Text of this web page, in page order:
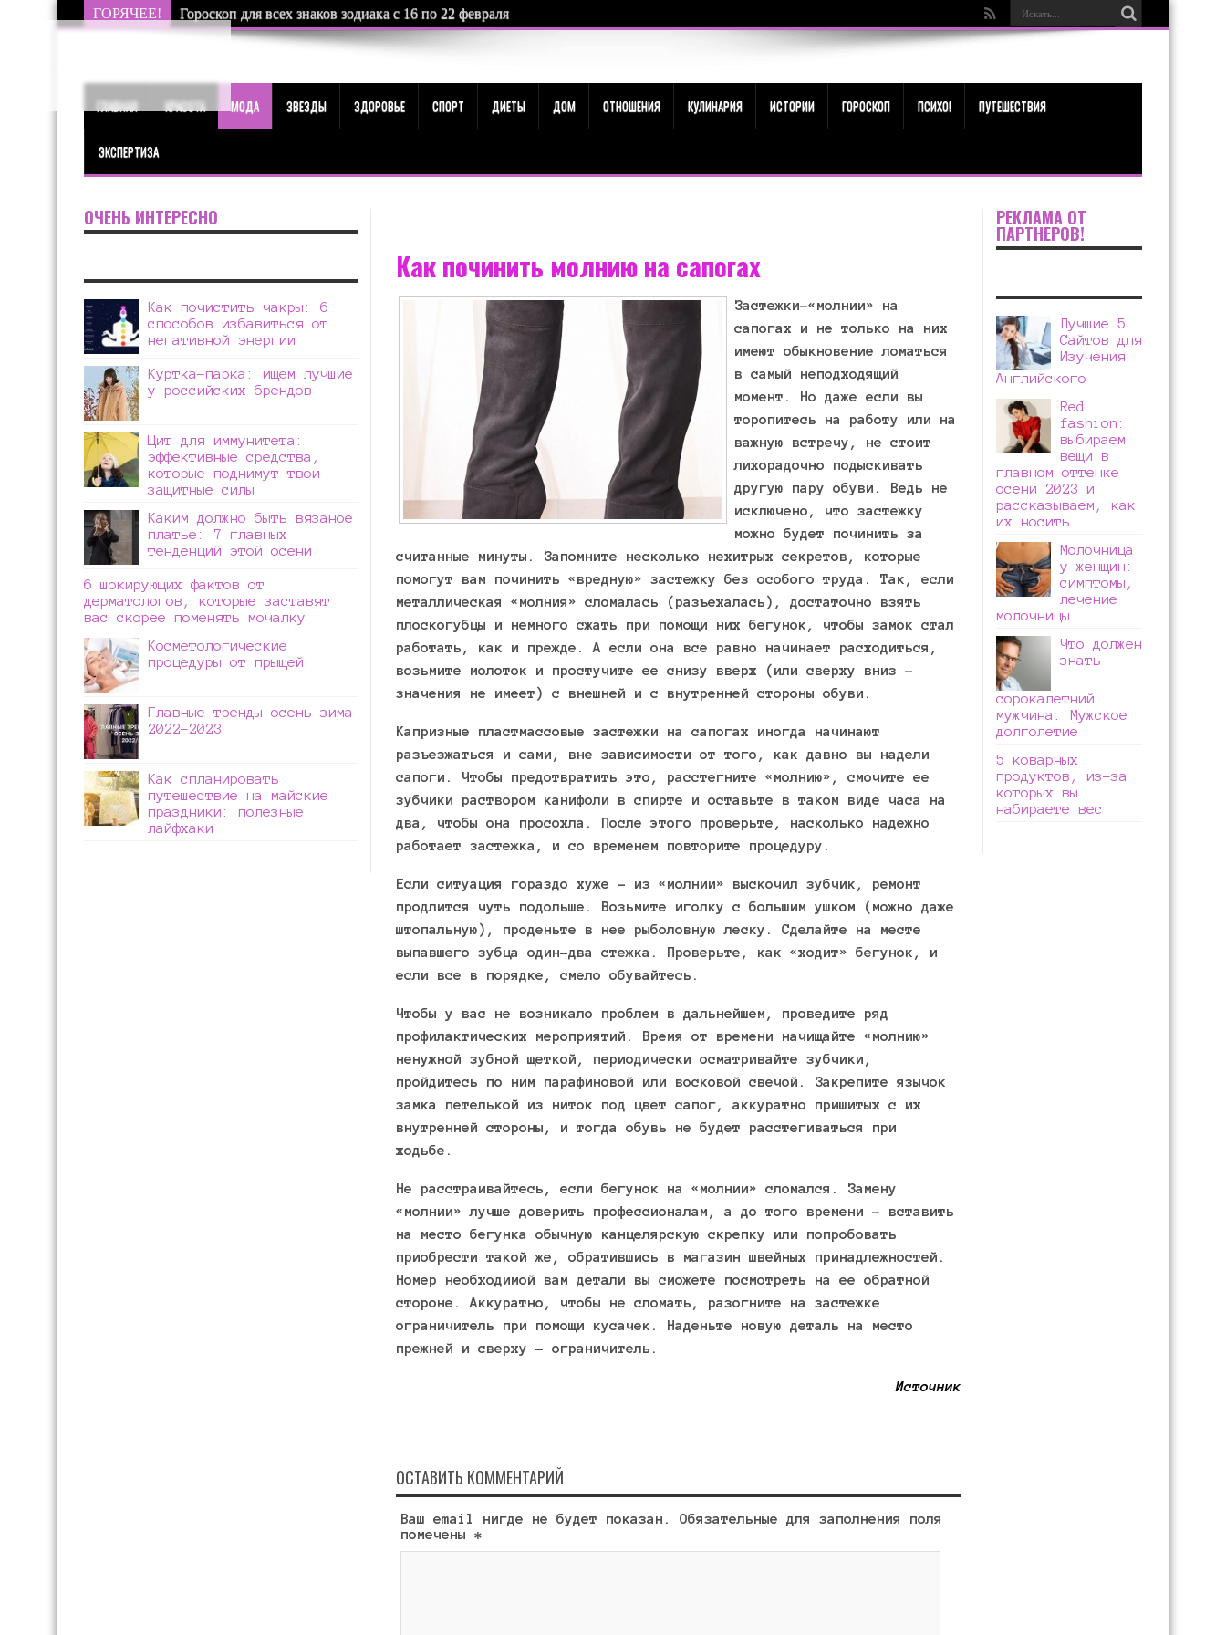
ГОРЯЧЕЕ! Гороскоп для всех знаков зодиака с 16 по 22 февраля
ГЛАВНАЯ КРАСОТА МОДА ЗВЕЗДЫ ЗДОРОВЬЕ СПОРТ ДИЕТЫ ДОМ ОТНОШЕНИЯ КУЛИНАРИЯ ИСТОРИИ ГОРОСКОП ПСИХО! ПУТЕШЕСТВИЯ
ЭКСПЕРТИЗА
Как починить молнию на сапогах
Застежки-«молнии» на
сапогах и не только на них
имеют обыкновение ломаться
в самый неподходящий
момент. Но даже если вы
торопитесь на работу или на
важную встречу, не стоит
лихорадочно подыскивать
другую пару обуви. Ведь не
исключено, что застежку
можно будет починить за
считанные минуты. Запомните несколько нехитрых секретов, которые
помогут вам починить «вредную» застежку без особого труда. Так, если
металлическая «молния» сломалась (разъехалась), достаточно взять
плоскогубцы и немного сжать при помощи них бегунок, чтобы замок стал
работать, как и прежде. А если она все равно начинает расходиться,
возьмите молоток и простучите ее снизу вверх (или сверху вниз –
значения не имеет) с внешней и с внутренней стороны обуви.
Капризные пластмассовые застежки на сапогах иногда начинают
разъезжаться и сами, вне зависимости от того, как давно вы надели
сапоги. Чтобы предотвратить это, расстегните «молнию», смочите ее
зубчики раствором канифоли в спирте и оставьте в таком виде часа на
два, чтобы она просохла. После этого проверьте, насколько надежно
работает застежка, и со временем повторите процедуру.
Если ситуация гораздо хуже – из «молнии» выскочил зубчик, ремонт
продлится чуть подольше. Возьмите иголку с большим ушком (можно даже
штопальную), проденьте в нее рыболовную леску. Сделайте на месте
выпавшего зубца один-два стежка. Проверьте, как «ходит» бегунок, и
если все в порядке, смело обувайтесь.
Чтобы у вас не возникало проблем в дальнейшем, проведите ряд
профилактических мероприятий. Время от времени начищайте «молнию»
ненужной зубной щеткой, периодически осматривайте зубчики,
пройдитесь по ним парафиновой или восковой свечой. Закрепите язычок
замка петелькой из ниток под цвет сапог, аккуратно пришитых с их
внутренней стороны, и тогда обувь не будет расстегиваться при
ходьбе.
Не расстраивайтесь, если бегунок на «молнии» сломался. Замену
«молнии» лучше доверить профессионалам, а до того времени – вставить
на место бегунка обычную канцелярскую скрепку или попробовать
приобрести такой же, обратившись в магазин швейных принадлежностей.
Номер необходимой вам детали вы сможете посмотреть на ее обратной
стороне. Аккуратно, чтобы не сломать, разогните на застежке
ограничитель при помощи кусачек. Наденьте новую деталь на место
прежней и сверху – ограничитель.
Источник
ОСТАВИТЬ КОММЕНТАРИЙ
Ваш email нигде не будет показан. Обязательные для заполнения поля
помечены *
РЕКЛАМА ОТ
ПАРТНЕРОВ!
Лучшие 5
Сайтов для
Изучения
Английского
Red
fashion:
выбираем
вещи в
главном оттенке
осени 2023 и
рассказываем, как
их носить
Молочница
у женщин:
симптомы,
лечение
молочницы
Что должен
знать
сорокалетний
мужчина. Мужское
долголетие
5 коварных
продуктов, из-за
которых вы
набираете вес
ОЧЕНЬ ИНТЕРЕСНО
Как почистить чакры: 6
способов избавиться от
негативной энергии
Куртка-парка: ищем лучшие
у российских брендов
Щит для иммунитета:
эффективные средства,
которые поднимут твои
защитные силы
Каким должно быть вязаное
платье: 7 главных
тенденций этой осени
6 шокирующих фактов от
дерматологов, которые заставят
вас скорее поменять мочалку
Косметологические
процедуры от прыщей
Главные тренды осень-зима
2022-2023
Как спланировать
путешествие на майские
праздники: полезные
лайфхаки